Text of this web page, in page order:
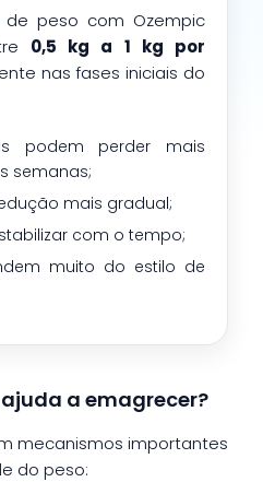
peso com Ozempic
0,5 kg a 1 kg por
nas fases iniciais do
podem perder mais
semanas;
mais gradual;
com o tempo;
muito do estilo de
a emagrecer?
mecanismos importantes
do peso: